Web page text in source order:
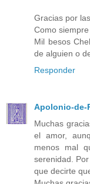
Gracias por
Como
Mil besos
de alguien o
Responder
Apolonio-de-
Muchas
el amor,
menos mal
serenidad.
que decirte